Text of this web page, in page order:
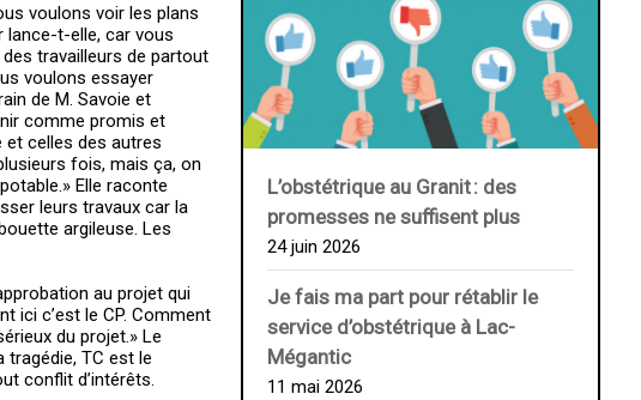
voulons voir les plans
lance-t-elle, car vous
travailleurs de partout
voulons essayer
de M. Savoie et
comme promis et
celles des autres
fois, mais ça, on
Elle raconte
leurs travaux car la
argileuse. Les
au projet qui
ici c’est le CP. Comment
du projet.» Le
tragédie, TC est le
conflit d’intérêts.
L’obstétrique au ­Granit : des
promesses ne suffisent plus
24 juin 2026
Je fais ma part pour rétablir le
service d’obstétrique à Lac-
Mégantic
11 mai 2026